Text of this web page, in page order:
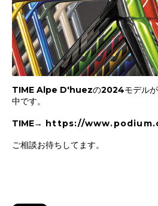
TIME Alpe D'huezの2024モデルが
中です。
TIME→ https://
ご相談お待ちしてます。